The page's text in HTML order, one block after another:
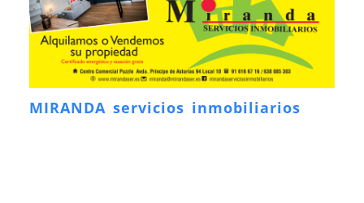
MIRANDA servicios inmobiliarios